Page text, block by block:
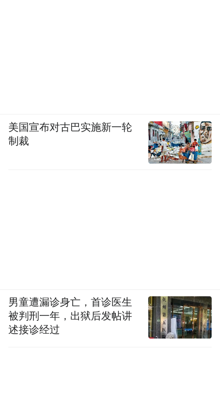
美国宣布对古巴实施新一轮
制裁
男童遭漏诊身亡，首诊医生
被判刑一年，出狱后发帖讲
述接诊经过